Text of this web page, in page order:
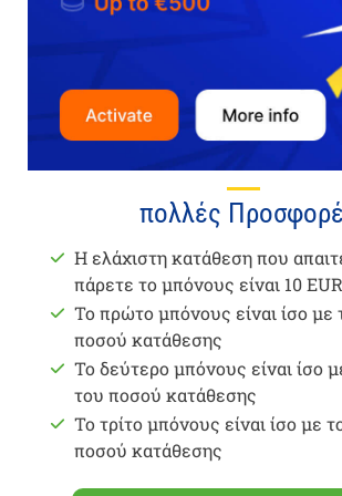
πολλές
Η ελάχιστη κατάθεση που
πάρετε το μπόνους είναι 10
Το πρώτο μπόνους είναι ίσο με
ποσού κατάθεσης
Το δεύτερο μπόνους είναι ίσο
του ποσού κατάθεσης
Το τρίτο μπόνους είναι ίσο με
ποσού κατάθεσης